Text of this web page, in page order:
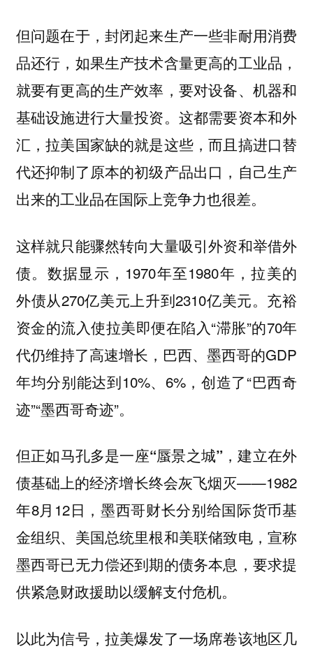
但问题在于，封闭起来生产一些非耐用消费
品还行，如果生产技术含量更高的工业品，
就要有更高的生产效率，要对设备、机器和
基础设施进行大量投资。这都需要资本和外
汇，拉美国家缺的就是这些，而且搞进口替
代还抑制了原本的初级产品出口，自己生产
出来的工业品在国际上竞争力也很差。
这样就只能骤然转向大量吸引外资和举借外
债。数据显示，1970年至1980年，拉美的
外债从270亿美元上升到2310亿美元。充裕
资金的流入使拉美即便在陷入“滞胀”的70年
代仍维持了高速增长，巴西、墨西哥的GDP
年均分别能达到10%、6%，创造了“巴西奇
迹”“墨西哥奇迹”。
但正如马孔多是一座“蜃景之城”，建立在外
债基础上的经济增长终会灰飞烟灭——1982
年8月12日，墨西哥财长分别给国际货币基
金组织、美国总统里根和美联储致电，宣称
墨西哥已无力偿还到期的债务本息，要求提
供紧急财政援助以缓解支付危机。
以此为信号，拉美爆发了一场席卷该地区几